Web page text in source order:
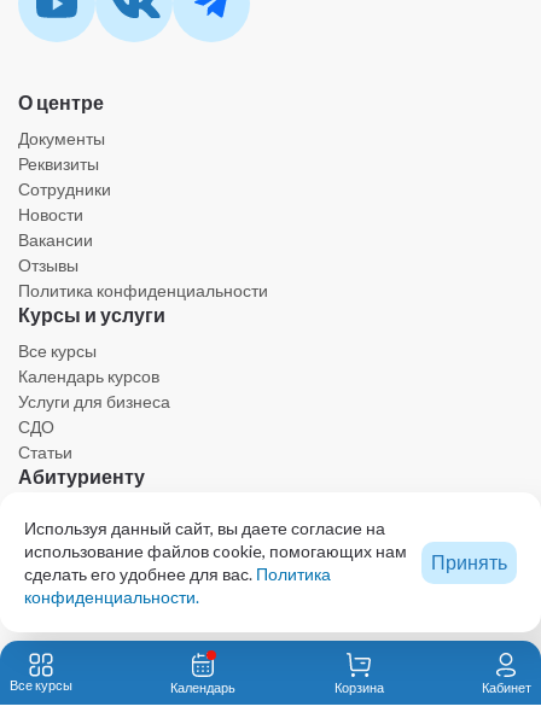
О центре
Документы
Реквизиты
Сотрудники
Новости
Вакансии
Отзывы
Политика конфиденциальности
Курсы и услуги
Все курсы
Календарь курсов
Услуги для бизнеса
СДО
Статьи
Абитуриенту
Календарь
Ресурсы
Техническая поддержка
Образовательный центр - проект КОЛЛЕГИИ ВЕТЕРИНАРНЫХ СПЕЦИАЛИСТОВ
© 2023 Все права защищены. При использовании любых материалов сайта,
включая графику и тексты, активная ссылка на eduvet.ru обязательна.
Автономная некоммерческая организация дополнительного профессионального
Все курсы Календарь Корзина Кабинет
Используя данный сайт, вы даете согласие на
использование файлов cookie, помогающих нам
сделать его удобнее для вас. Политика
конфиденциальности.
Принять